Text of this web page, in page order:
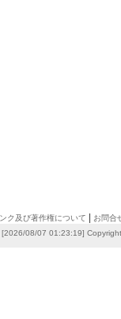
ク及び著作権について
お問合
[2026/08/07 01:23:19]